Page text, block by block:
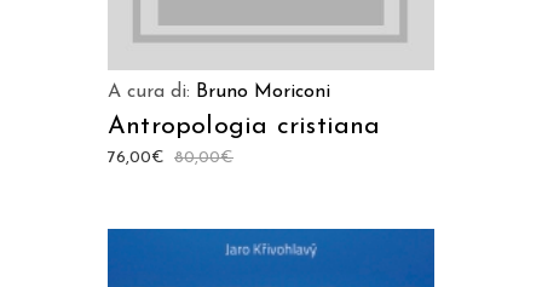
A cura di: Bruno Moriconi
Antropologia cristiana
80,00€
76,00€